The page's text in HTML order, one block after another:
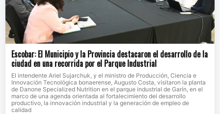
Escobar: El Municipio y la Provincia destacaron el desarrollo de la
ciudad en una recorrida por el Parque Industrial
El intendente Ariel Sujarchuk, y el ministro de Producción, Ciencia e
Innovación Tecnológica bonaerense, Augusto Costa, visitaron la planta
de Danone Specialized Nutrition en el parque industrial de Garín, en el
marco de una agenda orientada al fortalecimiento del desarrollo
productivo, la innovación industrial y la generación de empleo de
calidad